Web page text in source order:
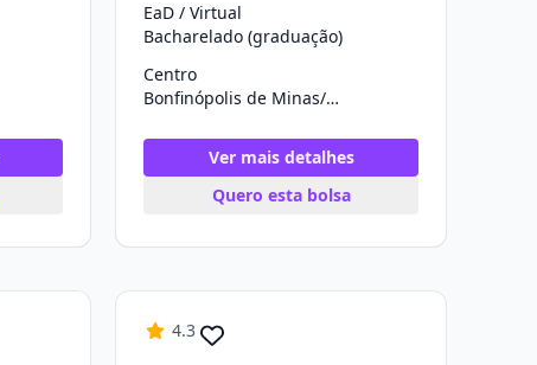
EaD / Virtual
Bacharelado (graduação)
Centro
Bonfinópolis de Minas/MG
Ver mais detalhes
Quero esta bolsa
4.3